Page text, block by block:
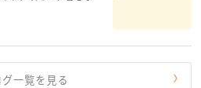
がいてる。わたし
されるような日々で
一覧を見る